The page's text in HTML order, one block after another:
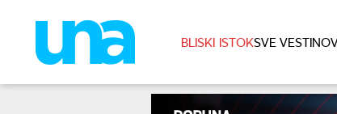
BLISKI ISTOKSVE VESTI